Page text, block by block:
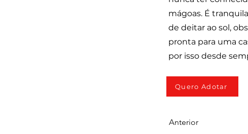
mágoas. É
de deitar ao sol,
pronta para uma
por isso desde
Quero Adotar
Anterior